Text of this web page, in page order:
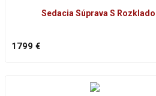
Sedacia Súprava S
1799 €